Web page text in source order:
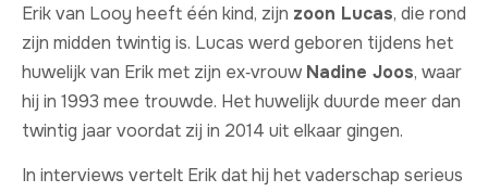
Erik van Looy heeft één kind, zijn zoon Lucas, die rond
zijn midden twintig is. Lucas werd geboren tijdens het
huwelijk van Erik met zijn ex‑vrouwNadine Joos, waar
hij in 1993 mee trouwde. Het huwelijk duurde meer dan
twintig jaar voordat zij in 2014 uit elkaar gingen.
In interviews vertelt Erik dat hij het vaderschap serieus